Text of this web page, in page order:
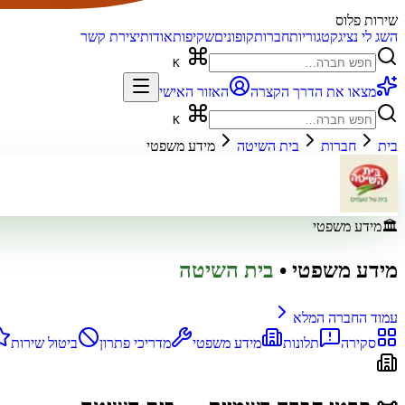
שירות פלוס
השג לי נציגקטגוריותחברותקופוניםשקיפותאודותיצירת קשר
מצאו את הדרך הקצרה האזור האישי
בית חברות בית השיטה מידע משפטי
🏛️מידע משפטי
מידע משפטי • בית השיטה
עמוד החברה המלא
סקירה
תלונות מידע משפטי מדריכי פתרון ביטול שירות